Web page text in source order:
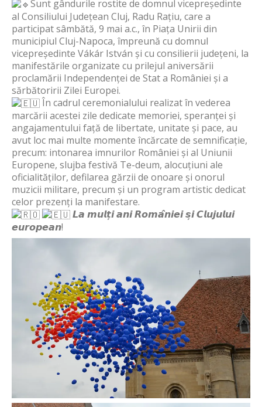
Sunt gândurile rostite de domnul vicepreședinte
al Consiliului Județean Cluj, Radu Rațiu, care a
participat sâmbătă, 9 mai a.c., în Piața Unirii din
municipiul Cluj-Napoca, împreună cu domnul
vicepreședinte Vákár István și cu consilierii județeni, la
manifestările organizate cu prilejul aniversării
proclamării Independenței de Stat a României și a
sărbătoririi Zilei Europei.
În cadrul ceremonialului realizat în vederea
marcării acestei zile dedicate memoriei, speranței și
angajamentului față de libertate, unitate și pace, au
avut loc mai multe momente încărcate de semnificație,
precum: intonarea imnurilor României și al Uniunii
Europene, slujba festivă Te-deum, alocuțiuni ale
oficialităților, defilarea gărzii de onoare și onorul
muzicii militare, precum și un program artistic dedicat
celor prezenți la manifestare.
𝙇𝙖 𝙢𝙪𝙡𝙩̦𝙞 𝙖𝙣𝙞 𝙍𝙤𝙢𝙖̂𝙣𝙞𝙚𝙞 𝙨̦𝙞 𝘾𝙡𝙪𝙟𝙪𝙡𝙪𝙞
𝙚𝙪𝙧𝙤𝙥𝙚𝙖𝙣!